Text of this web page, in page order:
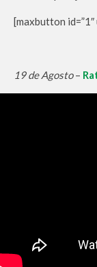
[maxbutton
19 de Agosto–